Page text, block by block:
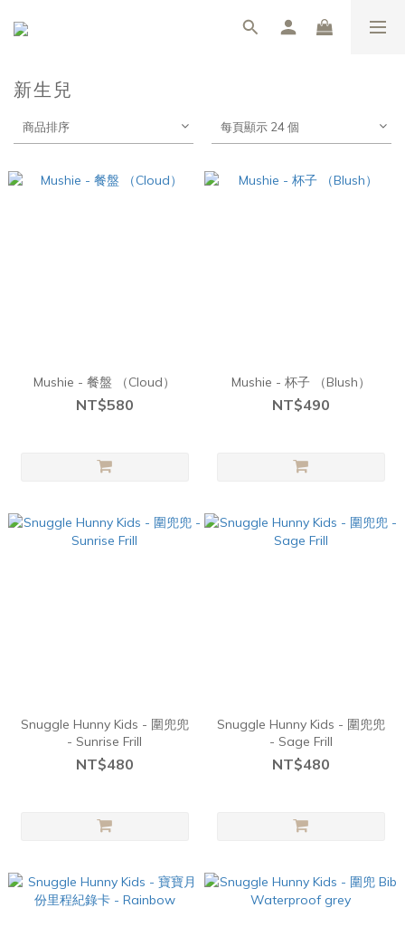
新生兒
商品排序 每頁顯示 24 個
Mushie - 餐盤 （Cloud）
NT$580
Mushie - 杯子 （Blush）
NT$490
Snuggle Hunny Kids - 圍兜兜
- Sunrise Frill
NT$480
Snuggle Hunny Kids - 圍兜兜
- Sage Frill
NT$480